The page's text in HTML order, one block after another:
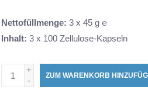
Nettofüllmenge: 3 x 45 g ℮
Inhalt: 3 x 100 Zellulose-Kapseln
+
-
ZUM WARENKORB